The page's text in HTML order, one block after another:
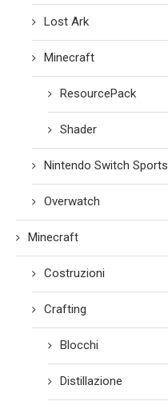
Lost Ark
Minecraft
ResourcePack
Shader
Nintendo Switch Sports
Overwatch
Minecraft
Costruzioni
Crafting
Blocchi
Distillazione